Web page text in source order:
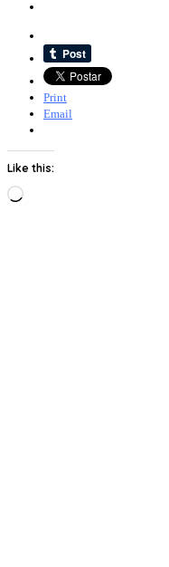
Print
Email
Like this:
Loading…